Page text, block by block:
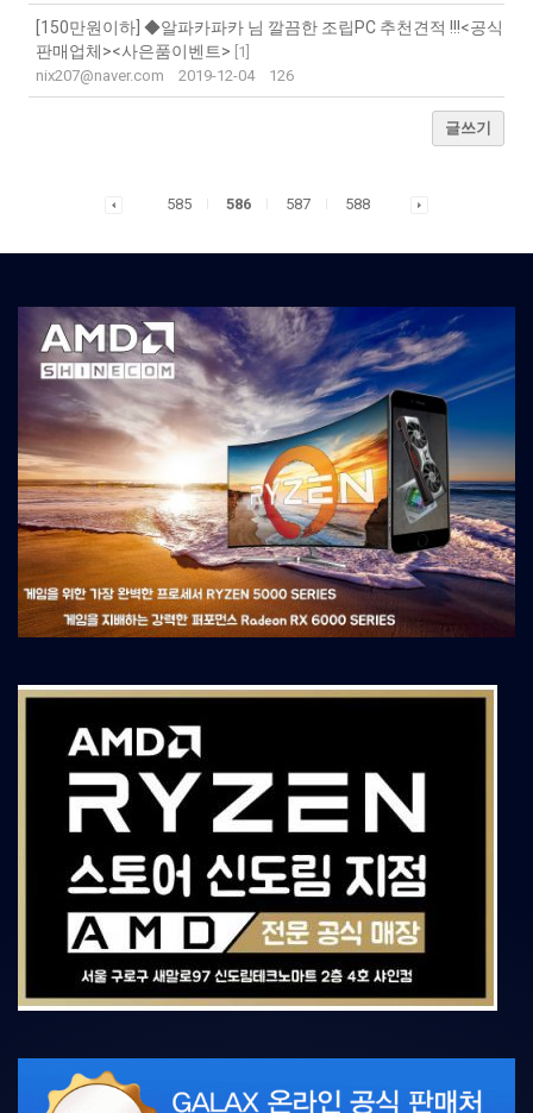
[150만원이하] ◆알파카파카 님 깔끔한 조립PC 추천견적 !!!<공식
판매업체><사은품이벤트> [1]
nix207@naver.com
2019-12-04 126
글쓰기
585 586 587 588